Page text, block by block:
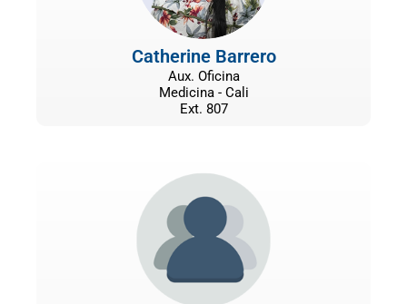
Catherine Barrero
Aux. Oficina
Medicina - Cali
Ext. 807